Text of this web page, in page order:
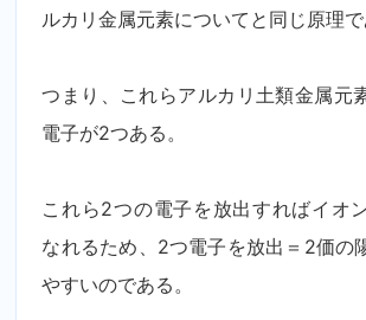
ルカリ金属元素についてと同じ原理で
つまり、これらアルカリ土類金属元
電子が2つある。
これら2つの電子を放出すればイオ
なれるため、2つ電子を放出＝2価の
やすいのである。